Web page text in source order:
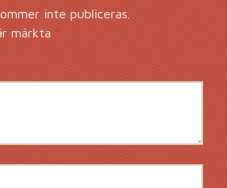
inte publiceras.
märkta*